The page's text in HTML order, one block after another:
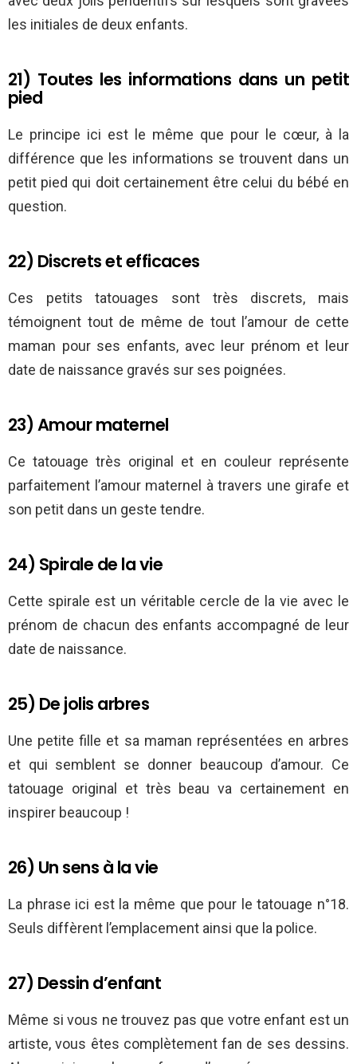
les initiales de deux enfants.
21) Toutes les informations dans un petit
pied
Le principe ici est le même que pour le cœur, à la
différence que les informations se trouvent dans un
petit pied qui doit certainement être celui du bébé en
question.
22) Discrets et efficaces
Ces petits tatouages sont très discrets, mais
témoignent tout de même de tout l’amour de cette
maman pour ses enfants, avec leur prénom et leur
date de naissance gravés sur ses poignées.
23) Amour maternel
Ce tatouage très original et en couleur représente
parfaitement l’amour maternel à travers une girafe et
son petit dans un geste tendre.
24) Spirale de la vie
Cette spirale est un véritable cercle de la vie avec le
prénom de chacun des enfants accompagné de leur
date de naissance.
25) De jolis arbres
Une petite fille et sa maman représentées en arbres
et qui semblent se donner beaucoup d’amour. Ce
tatouage original et très beau va certainement en
inspirer beaucoup !
26) Un sens à la vie
La phrase ici est la même que pour le tatouage n°18.
Seuls diffèrent l’emplacement ainsi que la police.
27) Dessin d’enfant
Même si vous ne trouvez pas que votre enfant est un
artiste, vous êtes complètement fan de ses dessins.